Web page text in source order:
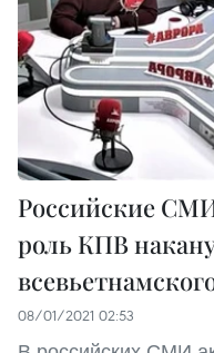
Российские
роль КПВ
08/01/2021 02:53